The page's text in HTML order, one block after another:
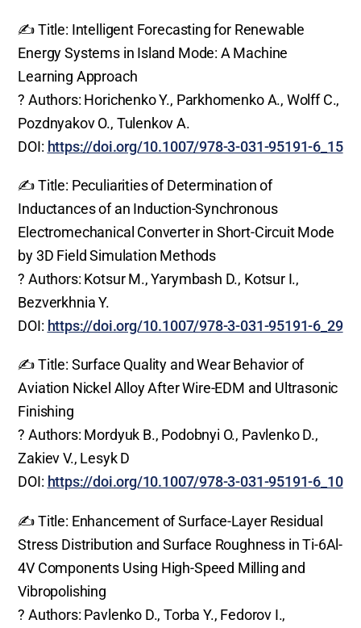
✍️ Title: Intelligent Forecasting for Renewable
Energy Systems in Island Mode: A Machine
Learning Approach
? Authors: Horichenko Y., Parkhomenko A., Wolff C.,
Pozdnyakov O., Tulenkov A.
DOI: https://doi.org/10.1007/978-3-031-95191-6_15
✍️ Title: Peculiarities of Determination of
Inductances of an Induction-Synchronous
Electromechanical Converter in Short-Circuit Mode
by 3D Field Simulation Methods
? Authors: Kotsur M., Yarymbash D., Kotsur I.,
Bezverkhnia Y.
DOI: https://doi.org/10.1007/978-3-031-95191-6_29
✍️ Title: Surface Quality and Wear Behavior of
Aviation Nickel Alloy After Wire-EDM and Ultrasonic
Finishing
? Authors: Mordyuk B., Podobnyi O., Pavlenko D.,
Zakiev V., Lesyk D
DOI: https://doi.org/10.1007/978-3-031-95191-6_10
✍️ Title: Enhancement of Surface-Layer Residual
Stress Distribution and Surface Roughness in Ti-6Al-
4V Components Using High-Speed Milling and
Vibropolishing
? Authors: Pavlenko D., Torba Y., Fedorov I.,